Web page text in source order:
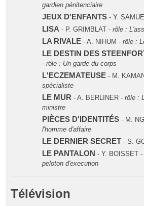
gardien pénitenciaire
JEUX D'ENFANTS- Y.
LISA- P. GRIMBLAT - rôle :
LA RIVALE- A. NIHUM - rôle :
LE DESTIN DES
- rôle : Un garde du corps
L'ECZEMATEUSE- M.
spécialiste
LE MUR- A. BERLINER - rôle :
ministre
PIÈCES D'IDENTITÉS- M.
l'homme d'affaire
LE DERNIER SECRET- S.
LE PANTALON - Y. BOISSET -
peloton d'execution
Télévision